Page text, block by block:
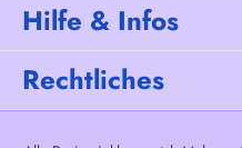
Hilfe & Infos
Rechtliches